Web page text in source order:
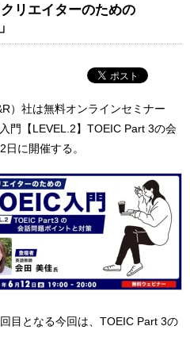
リエイターのための
）社は無料オンラインセミナー
門【LEVEL.2】TOEIC Part 3の会
に開催する。
目となる今回は、TOEIC Part 3の